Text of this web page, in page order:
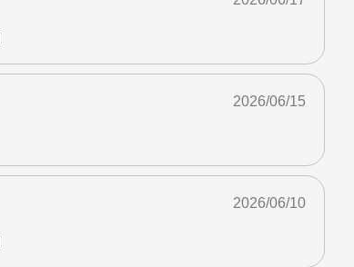
2026/06/15
2026/06/10